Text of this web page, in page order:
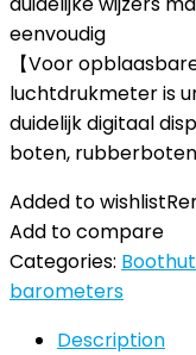
eenvoudig
【Voor
luchtdrukmeter is
duidelijk digitaal
boten,
Added to wishlist
Add to compare
Categories:
barometers
Description